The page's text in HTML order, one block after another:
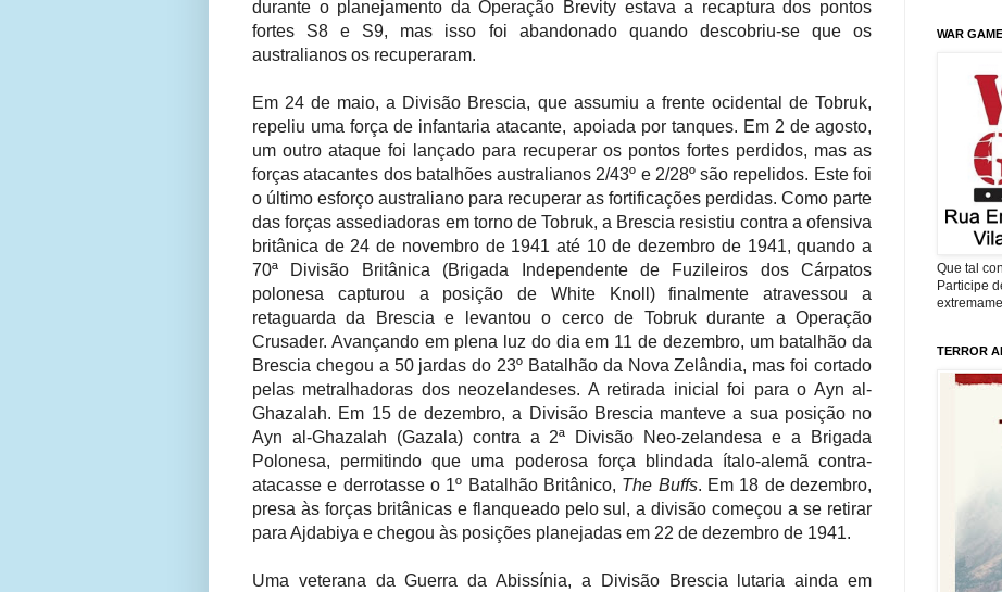
durante o planejamento da Operação Brevity estava a recaptura dos pontos
fortes S8 e S9, mas isso foi abandonado quando descobriu-se que os
australianos os recuperaram.
Em 24 de maio, a Divisão Brescia, que assumiu a frente ocidental de Tobruk,
repeliu uma força de infantaria atacante, apoiada por tanques. Em 2 de agosto,
um outro ataque foi lançado para recuperar os pontos fortes perdidos, mas as
forças atacantes dos batalhões australianos 2/43º e 2/28º são repelidos. Este foi
o último esforço australiano para recuperar as fortificações perdidas. Como parte
das forças assediadoras em torno de Tobruk, a Brescia resistiu contra a ofensiva
britânica de 24 de novembro de 1941 até 10 de dezembro de 1941, quando a
70ª Divisão Britânica (Brigada Independente de Fuzileiros dos Cárpatos
polonesa capturou a posição de White Knoll) finalmente atravessou a
retaguarda da Brescia e levantou o cerco de Tobruk durante a Operação
Crusader. Avançando em plena luz do dia em 11 de dezembro, um batalhão da
Brescia chegou a 50 jardas do 23º Batalhão da Nova Zelândia, mas foi cortado
pelas metralhadoras dos neozelandeses. A retirada inicial foi para o Ayn al-
Ghazalah. Em 15 de dezembro, a Divisão Brescia manteve a sua posição no
Ayn al-Ghazalah (Gazala) contra a 2ª Divisão Neo-zelandesa e a Brigada
Polonesa, permitindo que uma poderosa força blindada ítalo-alemã contra-
atacasse e derrotasse o 1º Batalhão Britânico, The Buffs. Em 18 de dezembro,
presa às forças britânicas e flanqueado pelo sul, a divisão começou a se retirar
para Ajdabiya e chegou às posições planejadas em 22 de dezembro de 1941.
Uma veterana da Guerra da Abissínia, a Divisão Brescia lutaria ainda em
WAR
Que tal
Participe
TERROR